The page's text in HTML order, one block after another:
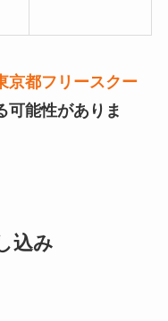
京都フリースクー
可能性がありま
込み